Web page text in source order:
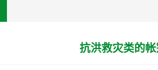
抗洪救灾类的